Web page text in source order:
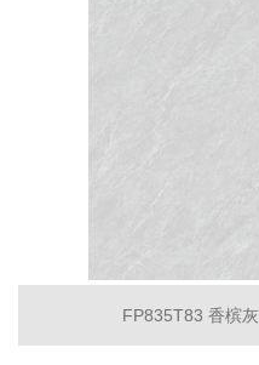
FP835T83 香槟灰